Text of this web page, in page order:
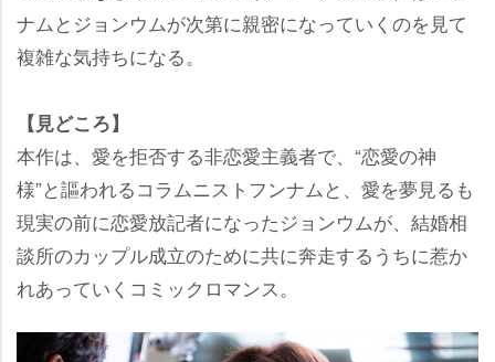
ナムとジョンウムが次第に親密になっていくのを見て
複雑な気持ちになる。
【見どころ】
本作は、愛を拒否する非恋愛主義者で、“恋愛の神
様”と謳われるコラムニストフンナムと、愛を夢見るも
現実の前に恋愛放記者になったジョンウムが、結婚相
談所のカップル成立のために共に奔走するうちに惹か
れあっていくコミックロマンス。